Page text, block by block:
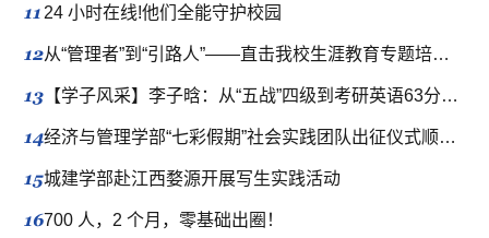
11 24 小时在线!他们全能守护校园
12从“管理者”到“引路人”——直击我校生涯教育专题培训现场
13 【学子风采】李子晗：从“五战”四级到考研英语63分的逆袭，成功上岸！
14经济与管理学部“七彩假期”社会实践团队出征仪式顺利举行
15城建学部赴江西婺源开展写生实践活动
16700 人，2 个月，零基础出圈！